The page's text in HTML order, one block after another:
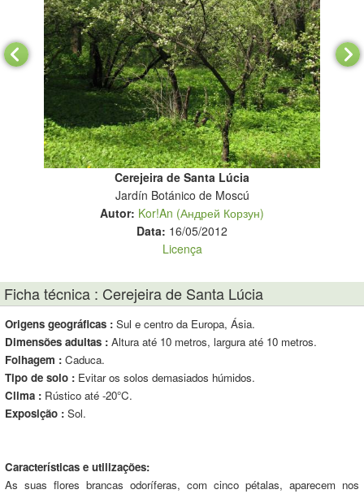
Cerejeira de Santa Lúcia
Jardín Botánico de Moscú
Autor: Kor!An (Андрей Корзун)
Data: 16/05/2012
Licença
Ficha técnica : Cerejeira de Santa Lúcia
Origens geográficas : Sul e centro da Europa, Ásia.
Dimensões adultas : Altura até 10 metros, largura até 10 metros.
Folhagem : Caduca.
Tipo de solo : Evitar os solos demasiados húmidos.
Clima : Rústico até -20°C.
Exposição : Sol.
Características e utilizações:
As suas flores brancas odoríferas, com cinco pétalas, aparecem nos